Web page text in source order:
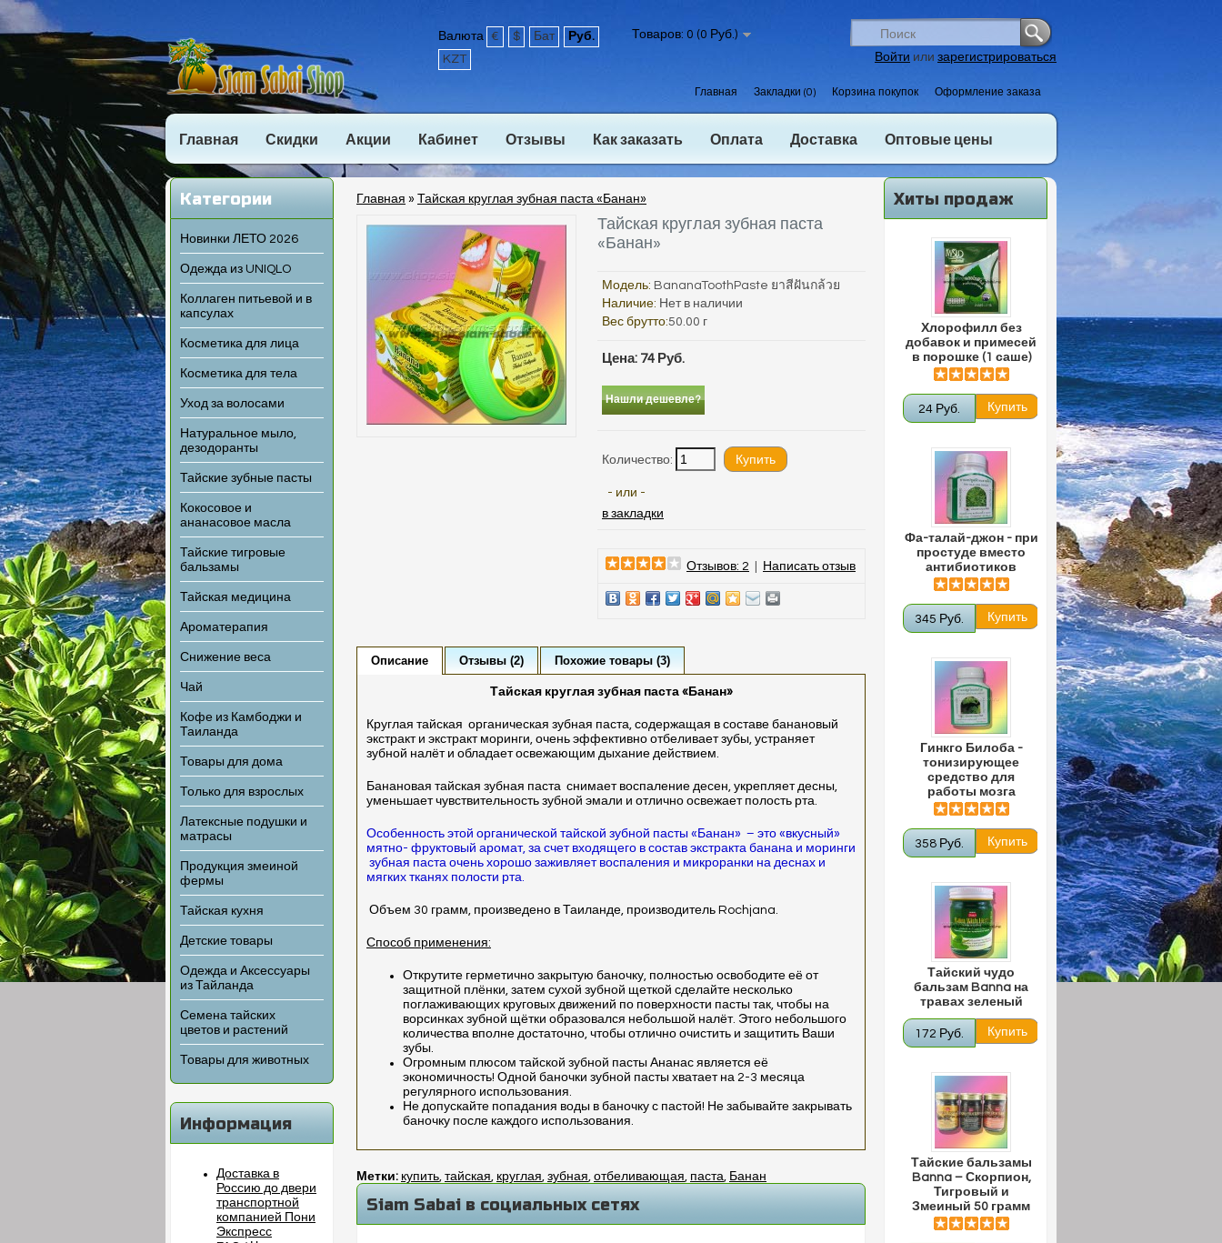
Валюта € $ Бат
Руб.
KZT
Товаров: 0 (0 Руб.)
Войти или зарегистрироваться
Главная Закладки (0) Корзина покупок Оформление заказа
Главная Скидки Акции Кабинет Отзывы Как заказать Оплата Доставка Оптовые цены
Категории
Новинки ЛЕТО 2026
Одежда из UNIQLO
Коллаген питьевой и в
капсулах
Косметика для лица
Косметика для тела
Уход за волосами
Натуральное мыло,
дезодоранты
Тайские зубные пасты
Кокосовое и
ананасовое масла
Тайские тигровые
бальзамы
Тайская медицина
Ароматерапия
Снижение веса
Чай
Кофе из Камбоджи и
Таиланда
Товары для дома
Только для взрослых
Латексные подушки и
матрасы
Продукция змеиной
фермы
Тайская кухня
Детские товары
Одежда и Аксессуары
из Тайланда
Семена тайских
цветов и растений
Товары для животных
Информация
Доставка в
Россию до двери
транспортной
компанией Пони
Экспресс
Хиты продаж
Хлорофилл без
добавок и примесей
в порошке (1 саше)
24 Руб.
Фа-талай-джон - при
простуде вместо
антибиотиков
345 Руб.
Гинкго Билоба -
тонизирующее
средство для
работы мозга
358 Руб.
Тайский чудо
бальзам Banna на
травах зеленый
172 Руб.
Тайские бальзамы
Banna – Скорпион,
Тигровый и
Змеиный 50 грамм
Главная » Тайская круглая зубная паста «Банан»
Тайская круглая зубная паста
«Банан»
Модель: BananaToothPaste ยาสีฝันกล้วย
Наличие: Нет в наличии
Вес брутто:50.00 г
Цена: 74 Руб.
Нашли дешевле?
Количество:
- или -
в закладки
Отзывов: 2 Написать отзыв
Описание Отзывы (2) Похожие товары (3)
Тайская круглая зубная паста «Банан»
Круглая тайская органическая зубная паста, содержащая в составе банановый
экстракт и экстракт моринги, очень эффективно отбеливает зубы, устраняет
зубной налёт и обладает освежающим дыхание действием.
Банановая тайская зубная паста снимает воспаление десен, укрепляет десны,
уменьшает чувствительность зубной эмали и отлично освежает полость рта.
Особенность этой органической тайской зубной пасты «Банан» – это «вкусный»
мятно- фруктовый аромат, за счет входящего в состав экстракта банана и моринги
зубная паста очень хорошо заживляет воспаления и микроранки на деснах и
мягких тканях полости рта.
Объем 30 грамм, произведено в Таиланде, производитель Rochjana.
Способ применения:
Открутите герметично закрытую баночку, полностью освободите её от
защитной плёнки, затем сухой зубной щеткой сделайте несколько
поглаживающих круговых движений по поверхности пасты так, чтобы на
ворсинках зубной щётки образовался небольшой налёт. Этого небольшого
количества вполне достаточно, чтобы отлично очистить и защитить Ваши
зубы.
Огромным плюсом тайской зубной пасты Ананас является её
экономичность! Одной баночки зубной пасты хватает на 2-3 месяца
регулярного использования.
Не допускайте попадания воды в баночку с пастой! Не забывайте закрывать
баночку после каждого использования.
Метки: купить, тайская, круглая, зубная, отбеливающая, паста, Банан
Siam Sabai в социальных сетях